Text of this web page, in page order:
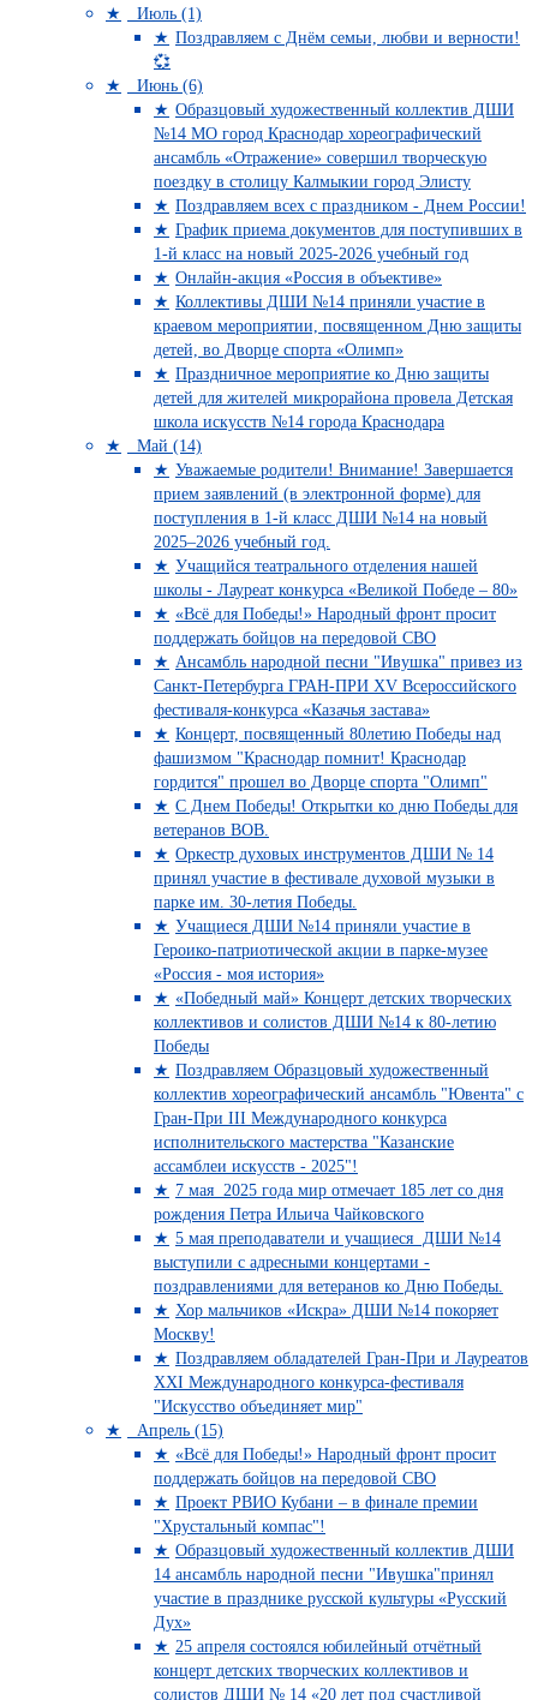
Июль (1)
Поздравляем с Днём семьи, любви и верности!
💞
Июнь (6)
Образцовый художественный коллектив ДШИ
№14 МО город Краснодар хореографический
ансамбль «Отражение» совершил творческую
поездку в столицу Калмыкии город Элисту
Поздравляем всех с праздником - Днем России!
График приема документов для поступивших в
1-й класс на новый 2025-2026 учебный год
Онлайн-акция «Россия в объективе»
Коллективы ДШИ №14 приняли участие в
краевом мероприятии, посвященном Дню защиты
детей, во Дворце спорта «Олимп»
Праздничное мероприятие ко Дню защиты
детей для жителей микрорайона провела Детская
школа искусств №14 города Краснодара
Май (14)
Уважаемые родители! Внимание! Завершается
прием заявлений (в электронной форме) для
поступления в 1-й класс ДШИ №14 на новый
2025–2026 учебный год.
Учащийся театрального отделения нашей
школы - Лауреат конкурса «Великой Победе – 80»
«Всё для Победы!» Народный фронт просит
поддержать бойцов на передовой СВО
Ансамбль народной песни "Ивушка" привез из
Санкт-Петербурга ГРАН-ПРИ XV Всероссийского
фестиваля-конкурса «Казачья застава»
Концерт, посвященный 80летию Победы над
фашизмом "Краснодар помнит! Краснодар
гордится" прошел во Дворце спорта "Олимп"
С Днем Победы! Открытки ко дню Победы для
ветеранов ВОВ.
Оркестр духовых инструментов ДШИ № 14
принял участие в фестивале духовой музыки в
парке им. 30-летия Победы.
Учащиеся ДШИ №14 приняли участие в
Героико-патриотической акции в парке-музее
«Россия - моя история»
«Победный май» Концерт детских творческих
коллективов и солистов ДШИ №14 к 80-летию
Победы
Поздравляем Образцовый художественный
коллектив хореографический ансамбль "Ювента" с
Гран-При III Международного конкурса
исполнительского мастерства "Казанские
ассамблеи искусств - 2025"!
7 мая 2025 года мир отмечает 185 лет со дня
рождения Петра Ильича Чайковского
5 мая преподаватели и учащиеся ДШИ №14
выступили с адресными концертами -
поздравлениями для ветеранов ко Дню Победы.
Хор мальчиков «Искра» ДШИ №14 покоряет
Москву!
Поздравляем обладателей Гран-При и Лауреатов
XXI Международного конкурса-фестиваля
"Искусство объединяет мир"
Апрель (15)
«Всё для Победы!» Народный фронт просит
поддержать бойцов на передовой СВО
Проект РВИО Кубани – в финале премии
"Хрустальный компас"!
Образцовый художественный коллектив ДШИ
14 ансамбль народной песни "Ивушка"принял
участие в празднике русской культуры «Русский
Дух»
25 апреля состоялся юбилейный отчётный
концерт детских творческих коллективов и
солистов ДШИ № 14 «20 лет под счастливой